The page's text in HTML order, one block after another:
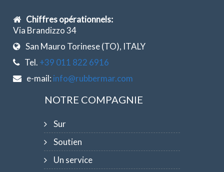
Chiffres opérationnels:
Via Brandizzo 34
San Mauro Torinese (TO), ITALY
Tel. +39 011 822 6916
e-mail: info@rubbermar.com
NOTRE COMPAGNIE
Sur
Soutien
Un service